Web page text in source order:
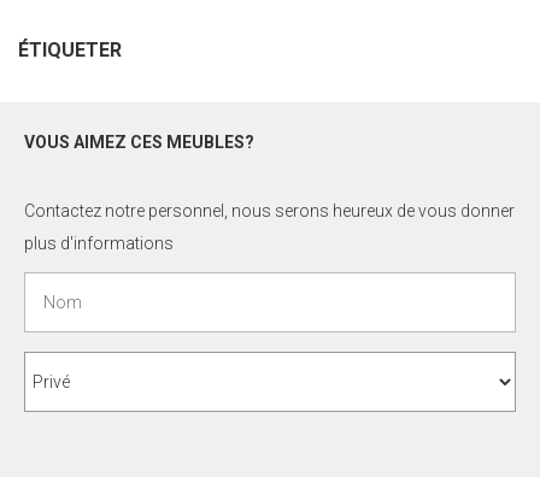
ÉTIQUETER
VOUS AIMEZ CES MEUBLES?
Contactez notre personnel, nous serons heureux de vous donner
plus d'informations